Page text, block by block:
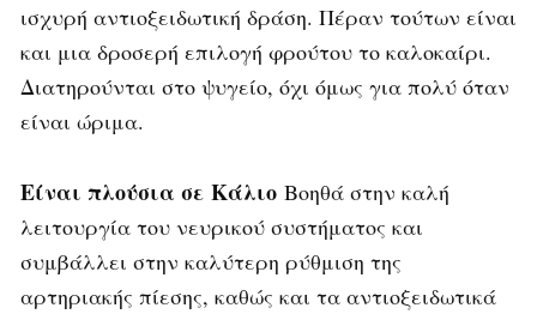
ισχυρή αντιοξειδωτική δράση. Πέραν τούτων είναι
και μια δροσερή επιλογή φρούτου το καλοκαίρι.
Διατηρούνται στο ψυγείο, όχι όμως για πολύ όταν
είναι ώριμα.
Είναι πλούσια σε Κάλιο Βοηθά στην καλή
λειτουργία του νευρικού συστήματος και
συμβάλλει στην καλύτερη ρύθμιση της
αρτηριακής πίεσης, καθώς και τα αντιοξειδωτικά